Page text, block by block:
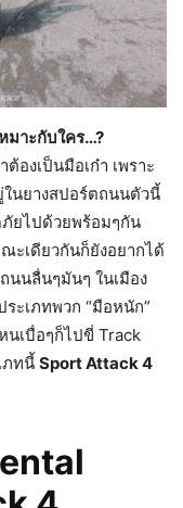
มาะกับใคร…?
องเป็นมือเก๋า เพราะ
ในยางสปอร์ตถนนตัวนี้
ยไปด้วยพร้อมๆกัน
ะเดียวกันก็ยังอยากได้
นนลื่นๆมันๆ ในเมือง
ะเภทพวก “มือหนัก”
นเบื่อๆก็ไปขี่ Track
ภทนี้ Sport Attack 4